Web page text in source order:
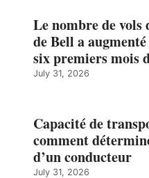
Le nombre de vols
de Bell a
six premiers mois
July 31, 2026
Capacité de
comment
d’un conducteur
July 31, 2026